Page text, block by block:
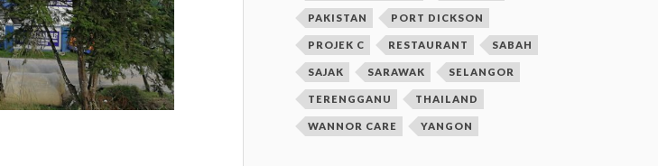
PAKISTAN PORT DICKSON
PROJEK C RESTAURANT SABAH
SAJAK SARAWAK SELANGOR
TERENGGANU THAILAND
WANNOR CARE YANGON